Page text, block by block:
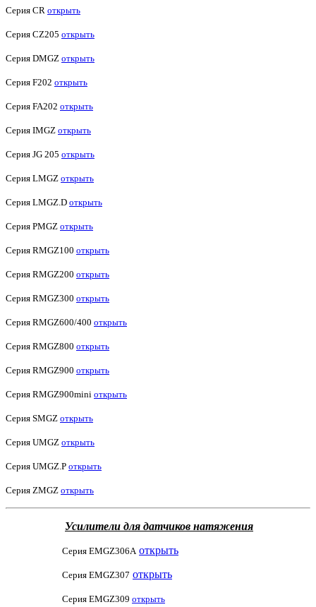
Серия CR открыть
Серия CZ205 открыть
Серия DMGZ открыть
Серия F202 открыть
Серия FA202 открыть
Серия IMGZ открыть
Серия JG 205 открыть
Серия LMGZ открыть
Серия LMGZ.D открыть
Серия PMGZ открыть
Серия RMGZ100 открыть
Серия RMGZ200 открыть
Серия RMGZ300 открыть
Серия RMGZ600/400 открыть
Серия RMGZ800 открыть
Серия RMGZ900 открыть
Серия RMGZ900mini открыть
Серия SMGZ открыть
Серия UMGZ открыть
Серия UMGZ.P открыть
Серия ZMGZ открыть
Усилители для датчиков натяжения
Серия EMGZ306A открыть
Серия EMGZ307 открыть
Серия EMGZ309 открыть